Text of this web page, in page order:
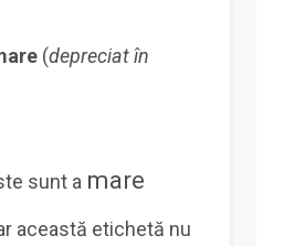
(depreciat în
sunt a mare
această etichetă nu